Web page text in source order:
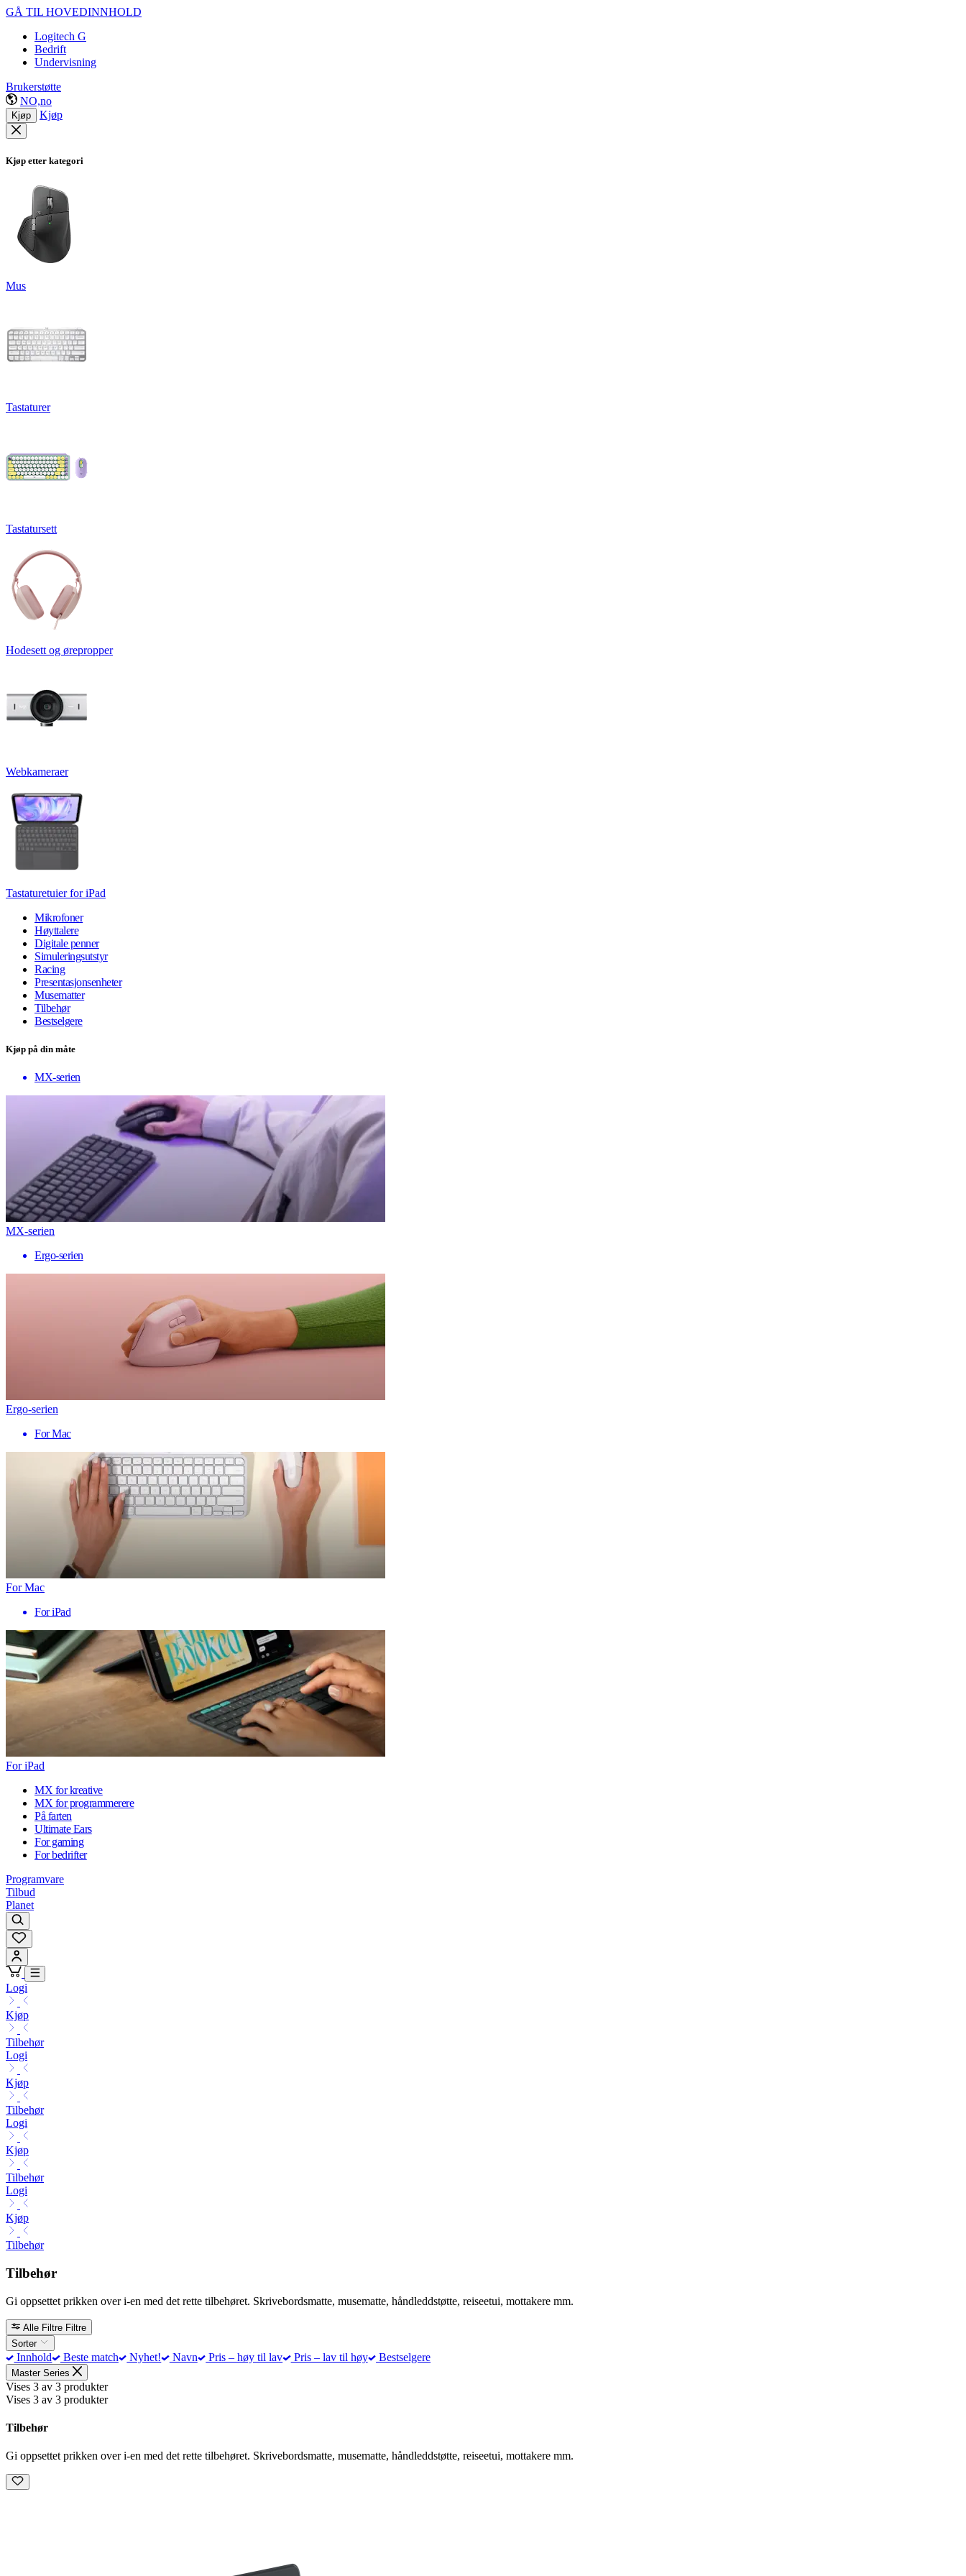
GÅ TIL HOVEDINNHOLD
Logitech G
Bedrift
Undervisning
Brukerstøtte
NO,no
Kjøp Kjøp
Kjøp etter kategori
Mus
Tastaturer
Tastatursett
Hodesett og ørepropper
Webkameraer
Tastaturetuier for iPad
Mikrofoner
Høyttalere
Digitale penner
Simuleringsutstyr
Racing
Presentasjonsenheter
Musematter
Tilbehør
Bestselgere
Kjøp på din måte
MX-serien
MX-serien
Ergo-serien
Ergo-serien
For Mac
For Mac
For iPad
For iPad
MX for kreative
MX for programmerere
På farten
Ultimate Ears
For gaming
For bedrifter
Programvare
Tilbud
Planet
Logi
Kjøp
Tilbehør
Logi
Kjøp
Tilbehør
Logi
Kjøp
Tilbehør
Logi
Kjøp
Tilbehør
Tilbehør
Gi oppsettet prikken over i-en med det rette tilbehøret. Skrivebordsmatte, musematte, håndleddstøtte, reiseetui, mottakere mm.
Alle Filtre Filtre
Sorter
Innhold Beste match Nyhet! Navn Pris – høy til lav Pris – lav til høy Bestselgere
Master Series
Vises 3 av 3 produkter
Vises 3 av 3 produkter
Tilbehør
Gi oppsettet prikken over i-en med det rette tilbehøret. Skrivebordsmatte, musematte, håndleddstøtte, reiseetui, mottakere mm.